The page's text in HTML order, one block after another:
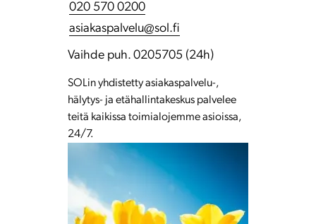
020 570 0200
asiakaspalvelu@sol.fi
Vaihde puh. 0205705 (24h)
SOLin yhdistetty asiakaspalvelu-,
hälytys- ja etähallintakeskus palvelee
teitä kaikissa toimialojemme asioissa,
24/7.